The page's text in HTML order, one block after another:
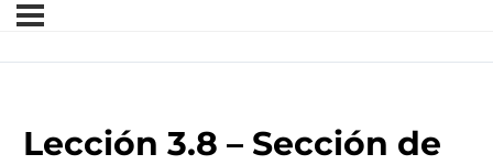
Lección 3.8 – Sección de